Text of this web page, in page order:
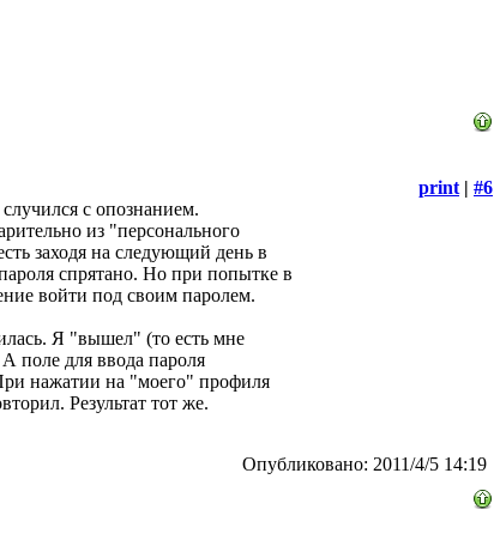
print | #6
с опознанием.
из "персонального
заходя на следующий день в
спрятано. Но при попытке в
войти под своим паролем.
Я "вышел" (то есть мне
поле для ввода пароля
нажатии на "моего" профиля
Результат тот же.
Опубликовано: 2011/4/5 14:19